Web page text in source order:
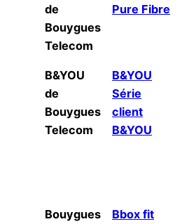
de
Bouygues
Telecom
Pure Fibre
B&YOU
de
Bouygues
Telecom
B&YOU
Série
client
B&YOU
Bouygues
Bbox fit